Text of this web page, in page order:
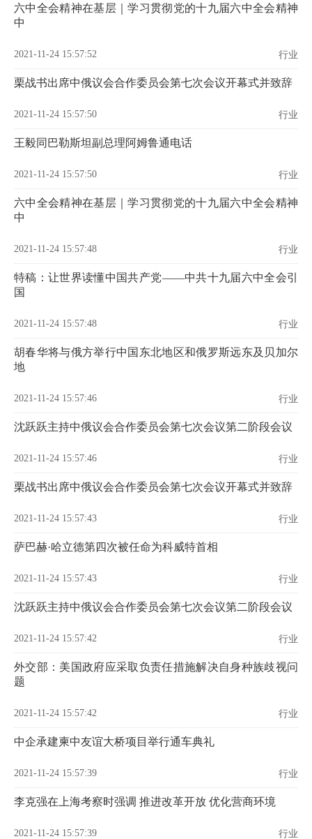
六中全会精神在基层｜学习贯彻党的十九届六中全会精神
中
2021-11-24 15:57:52 行业
栗战书出席中俄议会合作委员会第七次会议开幕式并致辞
2021-11-24 15:57:50 行业
王毅同巴勒斯坦副总理阿姆鲁通电话
2021-11-24 15:57:50 行业
六中全会精神在基层｜学习贯彻党的十九届六中全会精神
中
2021-11-24 15:57:48 行业
特稿：让世界读懂中国共产党——中共十九届六中全会引
国
2021-11-24 15:57:48 行业
胡春华将与俄方举行中国东北地区和俄罗斯远东及贝加尔
地
2021-11-24 15:57:46 行业
沈跃跃主持中俄议会合作委员会第七次会议第二阶段会议
2021-11-24 15:57:46 行业
栗战书出席中俄议会合作委员会第七次会议开幕式并致辞
2021-11-24 15:57:43 行业
萨巴赫·哈立德第四次被任命为科威特首相
2021-11-24 15:57:43 行业
沈跃跃主持中俄议会合作委员会第七次会议第二阶段会议
2021-11-24 15:57:42 行业
外交部：美国政府应采取负责任措施解决自身种族歧视问
题
2021-11-24 15:57:42 行业
中企承建柬中友谊大桥项目举行通车典礼
2021-11-24 15:57:39 行业
李克强在上海考察时强调 推进改革开放 优化营商环境
2021-11-24 15:57:39 行业